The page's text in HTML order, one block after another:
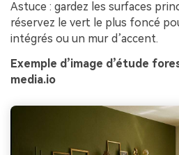
Astuce : gardez les surfaces
réservez le vert le plus foncé
intégrés ou un mur d’accent.
Exemple d’image d’étude
media.io